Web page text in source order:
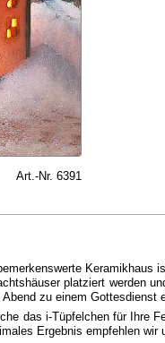
Art.-Nr. 6391
Keramikhaus
platziert werden
zu einem Gottesdienst
das i-Tüpfelchen für Ihre
Ergebnis empfehlen wir